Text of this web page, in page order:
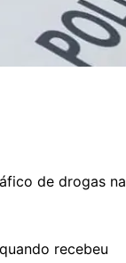
de drogas na
recebeu